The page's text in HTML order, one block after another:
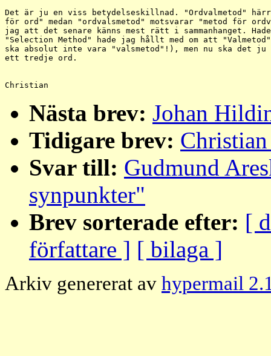
Det är ju en viss betydelseskillnad. "Ordvalmetod"
för ord" medan "ordvalsmetod" motsvarar "metod för
jag att det senare känns mest rätt i sammanhanget.
"Selection Method" hade jag hållt med om att
ska absolut inte vara "valsmetod"!), men nu ska det ju
ett tredje ord.
Nästa brev: Johan
Tidigare brev:
Svar till: Gudmund
synpunkter"
Brev sorterade efter: [
författare ] [ bilaga ]
Arkiv genererat av hypermail